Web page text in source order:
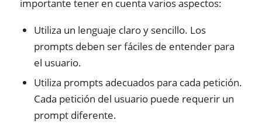
importante tener en cuenta varios aspectos:
Utiliza un lenguaje claro y sencillo. Los
prompts deben ser fáciles de entender para
el usuario.
Utiliza prompts adecuados para cada petición.
Cada petición del usuario puede requerir un
prompt diferente.